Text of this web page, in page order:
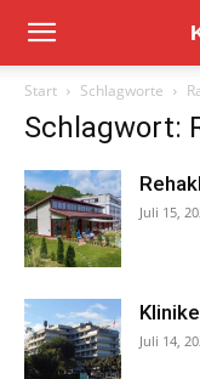
Start Schlagworte
Schlagwort:
Juli 15,
Juli 14,